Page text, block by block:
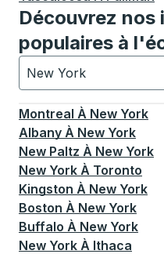
Découvrez nos
populaires à
New York
Actuellement
Montreal À New York
Albany À New York
New Paltz À New York
New York À Toronto
Kingston À New York
Boston À New York
Buffalo À New York
New York À Ithaca